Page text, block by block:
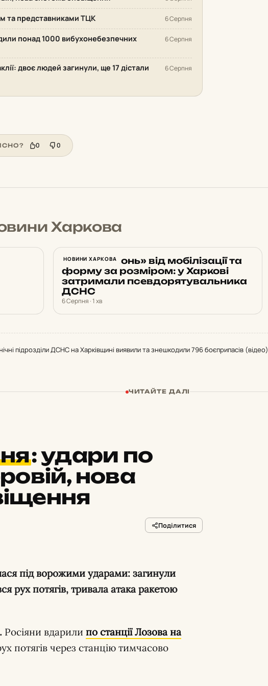
та представниками ТЦК 6 Серпня
понад 1000 вибухонебезпечних
6 Серпня
двоє людей загинули, ще 17 дістали
6 Серпня
0 0
Харкова
НОВИНИ ХАРКОВА
Обіцяв «бронь» від мобілізації та
форму за розміром: у Харкові
затримали псевдорятувальника
ДСНС
6 Серпня · 1 хв
підрозділи ДСНС на Харківщині виявили та знешкодили 796 боєприпасів (відео)
ЧИТАЙТЕ ДАЛІ
:удари по
нова
Поділитися
рух потягів, тривала атака ракетою
Росіяни вдарили по станції Лозова на
потягів через станцію тимчасово